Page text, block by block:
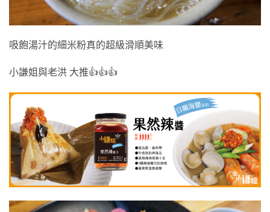
吸飽湯汁的細米粉真的超級滑順美味
小謙姐與老洪 大推👍👍👍